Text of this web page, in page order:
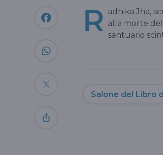
R adhika Jha,
alla morte
santuario
Salone del Libro